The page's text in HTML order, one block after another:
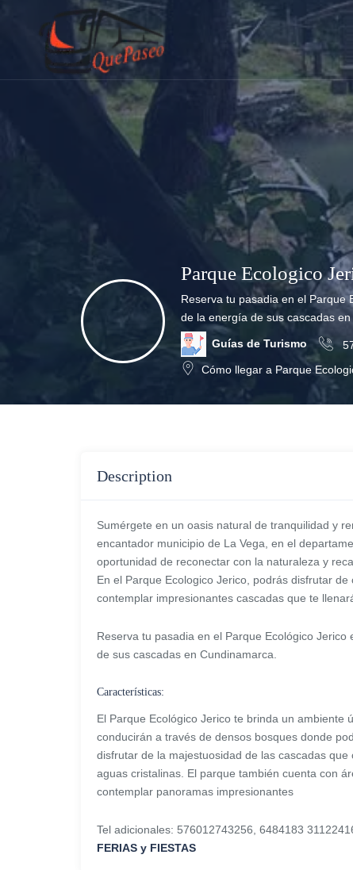
Parque Ecologico
Reserva tu pasadia en el Parque
de la energía de sus cascadas en
Guías de Turismo
Cómo llegar a Parque
Description
Sumérgete en un oasis natural de tranquilidad y
encantador municipio de La Vega, en el
oportunidad de reconectar con la naturaleza y
En el Parque Ecologico Jerico, podrás disfrutar
contemplar impresionantes cascadas que te
Reserva tu pasadia en el Parque Ecológico
de sus cascadas en Cundinamarca.
Características:
El Parque Ecológico Jerico te brinda un ambiente
conducirán a través de densos bosques donde
disfrutar de la majestuosidad de las cascadas
aguas cristalinas. El parque también cuenta con
contemplar panoramas impresionantes
Tel adicionales: 576012743256, 6484183
FERIAS y FIESTAS